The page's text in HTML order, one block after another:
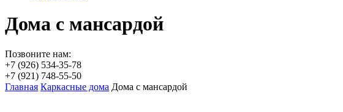
Дома с мансардой
Позвоните нам:
+7 (926) 534-35-78
+7 (921) 748-55-50
Главная Каркасные дома Дома с мансардой